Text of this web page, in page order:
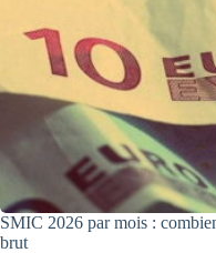
SMIC 2026 par mois :
brut